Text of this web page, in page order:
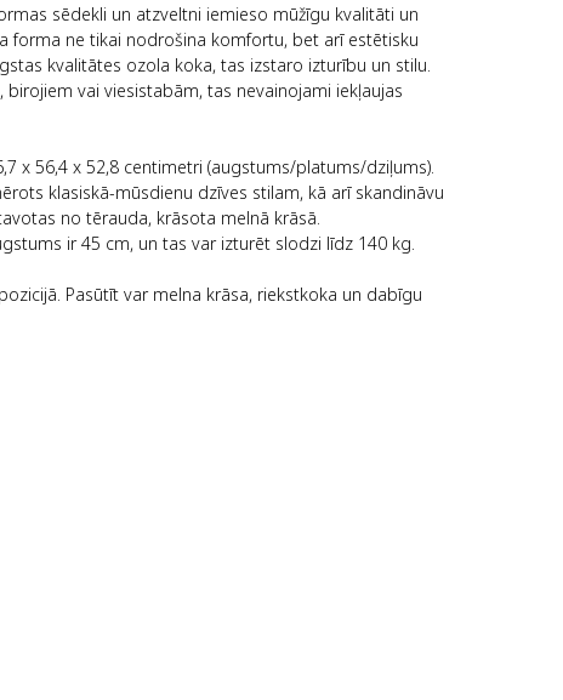
sēdekli un atzveltni iemieso mūžīgu kvalitāti un
forma ne tikai nodrošina komfortu, bet arī estētisku
kvalitātes ozola koka, tas izstaro izturību un stilu.
vai viesistabām, tas nevainojami iekļaujas
x 56,4 x 52,8 centimetri (augstums/platums/dziļums).
klasiskā-mūsdienu dzīves stilam, kā arī skandināvu
no tērauda, krāsota melnā krāsā.
ir 45 cm, un tas var izturēt slodzi līdz 140 kg.
Pasūtīt var melna krāsa, riekstkoka un dabīgu